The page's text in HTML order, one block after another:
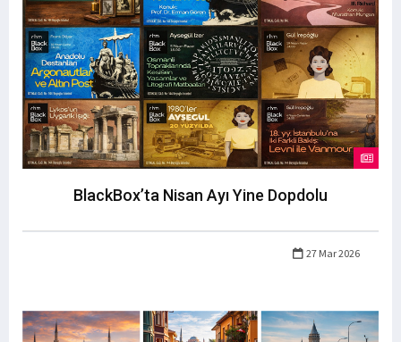
BlackBox’ta Nisan Ayı Yine Dopdolu
27 Mar 2026